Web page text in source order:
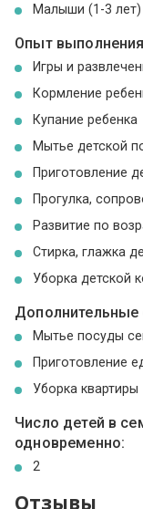
Малыши (1-3 лет)
Опыт
Игры и
Кормление
Купание ребенка
Мытье детской
Приготовление
Прогулка,
Развитие по
Стирка, глажка
Уборка детской
Дополнительные
Мытье посуды
Приготовление
Уборка квартиры
Число детей в
одновременно:
2
Отзывы